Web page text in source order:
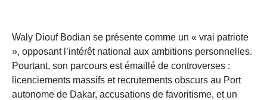
Waly Diouf Bodian se présente comme un « vrai patriote
», opposant l’intérêt national aux ambitions personnelles.
Pourtant, son parcours est émaillé de controverses :
licenciements massifs et recrutements obscurs au Port
autonome de Dakar, accusations de favoritisme, et un